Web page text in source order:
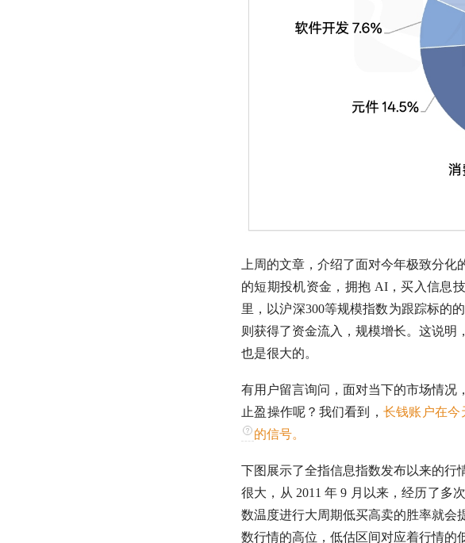
上周的文章，介绍了面对今年极致分
的短期投机资金，拥抱 AI，买入信息
里，以沪深300等规模指数为跟踪标的
则获得了资金流入，规模增长。这说明
也是很大的。
有用户留言询问，面对当下的市场情况
止盈操作呢？我们看到， 长钱账户在今
的信号。
下图展示了全指信息指数发布以来的行
很大，从 2011 年 9 月以来，经历了多
数温度进行大周期低买高卖的胜率就会
数行情的高位，低估区间对应着行情的